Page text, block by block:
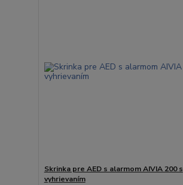
Skrinka pre AED s alarmom AIVIA 200 s
vyhrievaním